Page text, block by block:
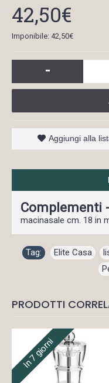
42,50€
Imponibile: 42,50€
-
Aggiungi alla
Complementi
macinasale cm. 18 in
Tag: Elite Casa ,
PRODOTTI
In 7 giorni